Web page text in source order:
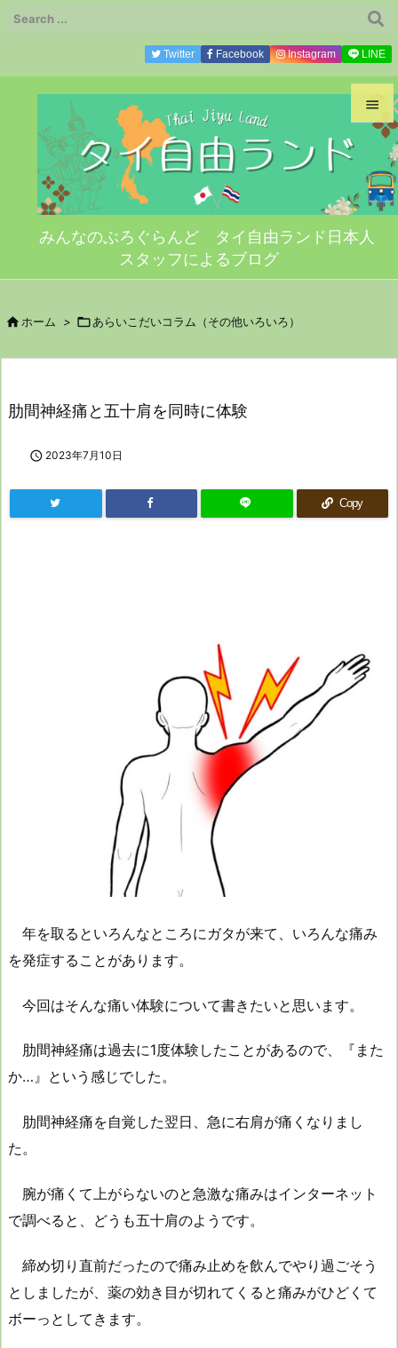
みんなのぶろぐらんど タイ自由ランド日本人
スタッフによるブログ


メニ

サイ


Twitter Facebook Instagram LINE
ホーム > あらいこだいコラム（その他いろいろ）
肋間神経痛と五十肩を同時に体験
 2023年7月10日
Copy
年を取るといろんなところにガタが来て、いろんな痛み
を発症することがあります。
今回はそんな痛い体験について書きたいと思います。
肋間神経痛は過去に1度体験したことがあるので、『また
か…』という感じでした。
肋間神経痛を自覚した翌日、急に右肩が痛くなりまし
た。
腕が痛くて上がらないのと急激な痛みはインターネット
で調べると、どうも五十肩のようです。
締め切り直前だったので痛み止めを飲んでやり過ごそう
としましたが、薬の効き目が切れてくると痛みがひどくて
ボーっとしてきます。